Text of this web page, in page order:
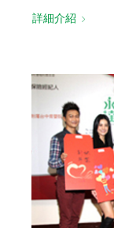
詳細介紹